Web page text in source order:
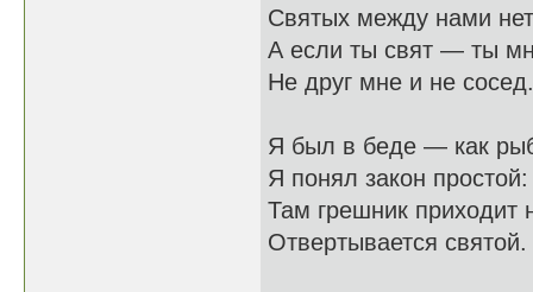
Святых между нами
А если ты свят — ты
Не друг мне и не сосед.
Я был в беде — как
Я понял закон простой:
Там грешник приходит
Отвертывается святой.